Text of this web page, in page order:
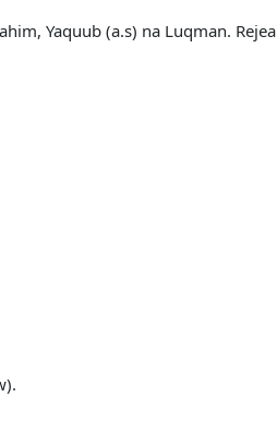
Yaquub (a.s) na Luqman. Rejea